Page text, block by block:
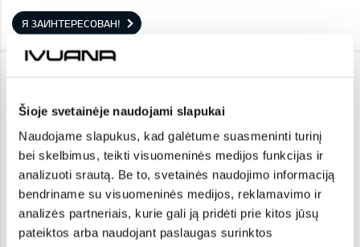
Šioje svetainėje naudojami slapukai
Naudojame slapukus, kad galėtume suasmeninti turinį
bei skelbimus, teikti visuomeninės medijos funkcijas ir
analizuoti srautą. Be to, svetainės naudojimo informaciją
bendriname su visuomeninės medijos, reklamavimo ir
analizės partneriais, kurie gali ją pridėti prie kitos jūsų
pateiktos arba naudojant paslaugas surinktos
Я ЗАИНТЕРЕСОВАН!
26 490 € Скидка: 3 150 €